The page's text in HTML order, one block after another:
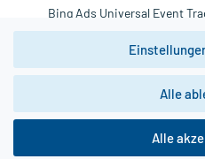
Vertrag widerrufen
*Hinweise zu unseren Aktionen
copyright @ 2026 Roland Helle e.K. -
Bing Ads Universal Event
Youtube-Social Plugin).
Wir weisen darauf hin,
zwingend den
DSGVO genügen und ein
Daten dort verarbeitet
nachvollzogen werden.
Alle
Alle